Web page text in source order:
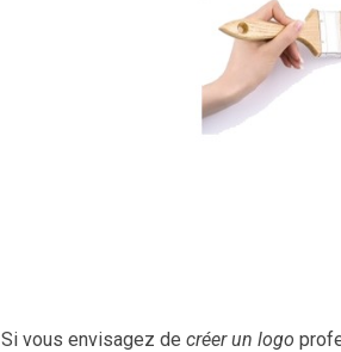
Si vous envisagez de créer un logo